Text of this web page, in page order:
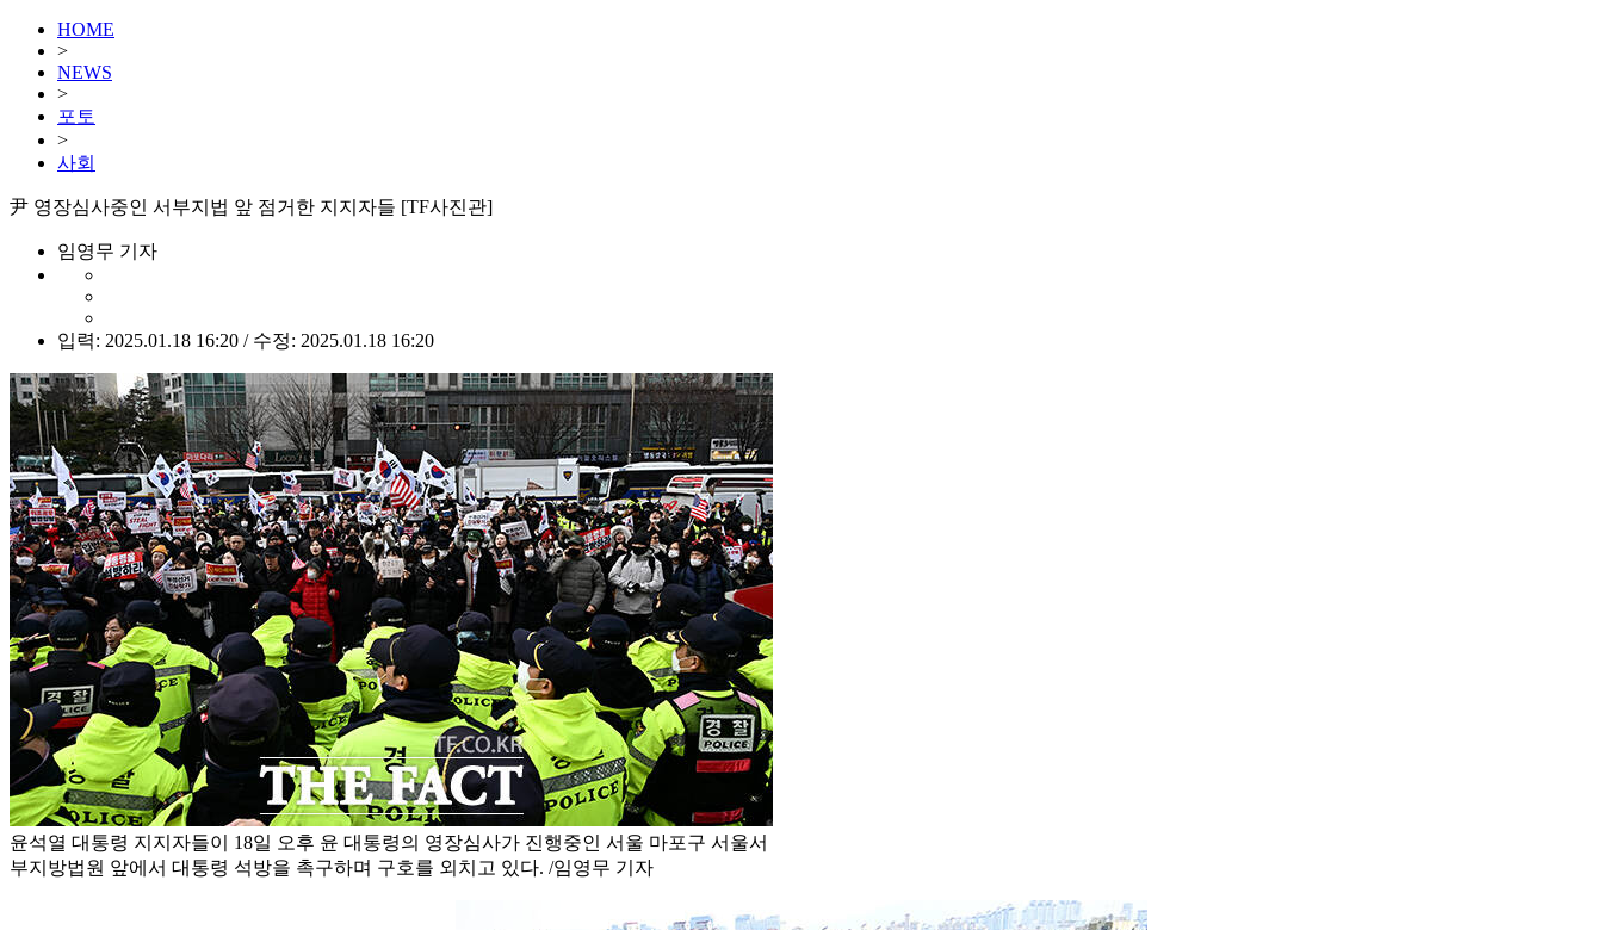
HOME
>
NEWS
>
포토
>
사회
尹 영장심사중인 서부지법 앞 점거한 지지자들 [TF사진관]
임영무 기자
입력: 2025.01.18 16:20 / 수정: 2025.01.18 16:20
윤석열 대통령 지지자들이 18일 오후 윤 대통령의 영장심사가 진행중인 서울 마포구 서울서
부지방법원 앞에서 대통령 석방을 촉구하며 구호를 외치고 있다. /임영무 기자